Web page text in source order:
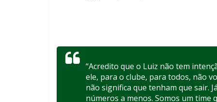
“Acredito que o Luiz não tem
ele, para o clube, para todos, não
não significa que tenham que sair.
números a menos. Somos um time